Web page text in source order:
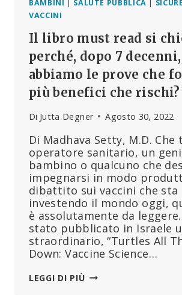
BAMBINI | SALUTE PUBBLICA |
VACCINI
Il libro must read si
perché, dopo 7
abbiamo le prove che
più benefici che rischi?
Di Jutta Degner Agosto 30, 2022
Di Madhava Setty, M.D. Che
operatore sanitario, un
bambino o qualcuno che
impegnarsi in modo
dibattito sui vaccini che sta
investendo il mondo oggi,
è assolutamente da
stato pubblicato in Israele
straordinario, “Turtles All
Down: Vaccine Science…
LEGGI DI PIÙIL